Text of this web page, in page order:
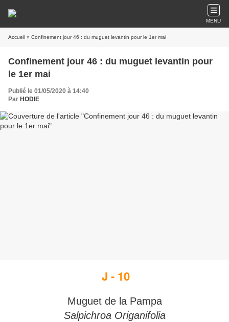
MENU
Accueil » Confinement jour 46 : du muguet levantin pour le 1er mai
Confinement jour 46 : du muguet levantin pour
le 1er mai
Publié le 01/05/2020 à 14:40
Par HODIE
J - 10
Muguet de la Pampa
Salpichroa Origanifolia